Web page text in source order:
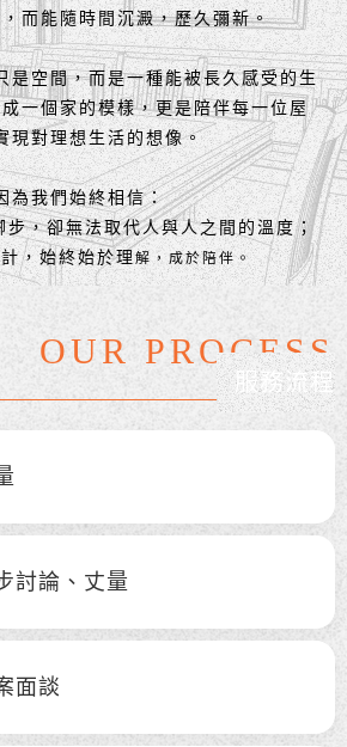
而能隨時間沉澱，歷久彌新。
是空間，而是一種能被長久感受的生
一個家的模樣，更是陪伴每一位屋
現對理想生活的想像。
為我們始終相信：
，卻無法取代人與人之間的溫度；
，始終始於理解，成於陪伴。
OUR PROCESS
服務流程
討論、丈量
面談